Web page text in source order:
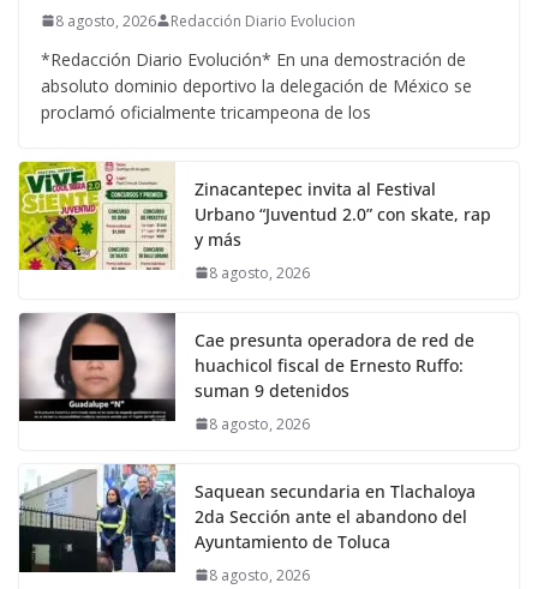
8 agosto, 2026 Redacción Diario Evolucion
*Redacción Diario Evolución* En una demostración de
absoluto dominio deportivo la delegación de México se
proclamó oficialmente tricampeona de los
Zinacantepec invita al Festival
Urbano “Juventud 2.0” con skate, rap
y más
8 agosto, 2026
Cae presunta operadora de red de
huachicol fiscal de Ernesto Ruffo:
suman 9 detenidos
8 agosto, 2026
Saquean secundaria en Tlachaloya
2da Sección ante el abandono del
Ayuntamiento de Toluca
8 agosto, 2026